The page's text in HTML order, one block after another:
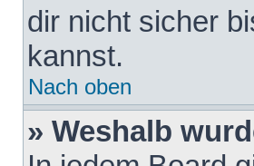
dir nicht sicher
kannst.
Nach oben
» Weshalb